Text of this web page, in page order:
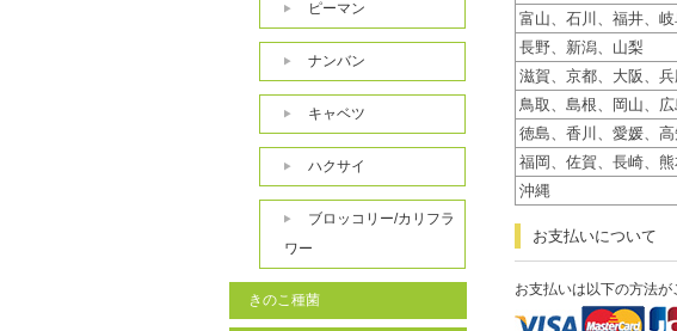
富山、石川、福井、
長野、新潟、山梨
滋賀、京都、大阪、
鳥取、島根、岡山、広
徳島、香川、愛媛、高
福岡、佐賀、長崎、
沖縄
お支払いについて
お支払いは以下の方法が
ピーマン
ナンバン
キャベツ
ハクサイ
ブロッコリー/カリフラ
ワー
きのこ種菌